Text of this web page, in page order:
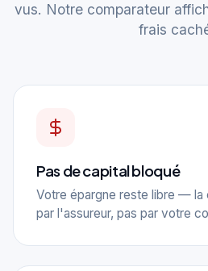
vus. Notre comparateur
frais
Pas de capital bloqué
Votre épargne reste libre — la
par l'assureur, pas par votre